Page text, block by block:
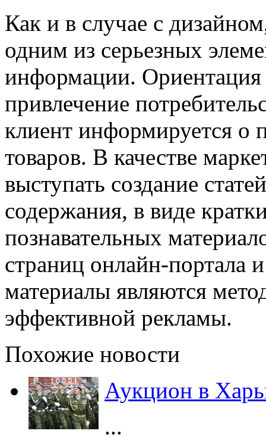
Как и в случае с
одним из серьезных
информации. Ориентация
привлечение
клиент информируется о
товаров. В качестве
выступать создание
содержания, в виде
познавательных
страниц онлайн-портала
материалы являются
эффективной рекламы.
Похожие новости
Аукцион в
...